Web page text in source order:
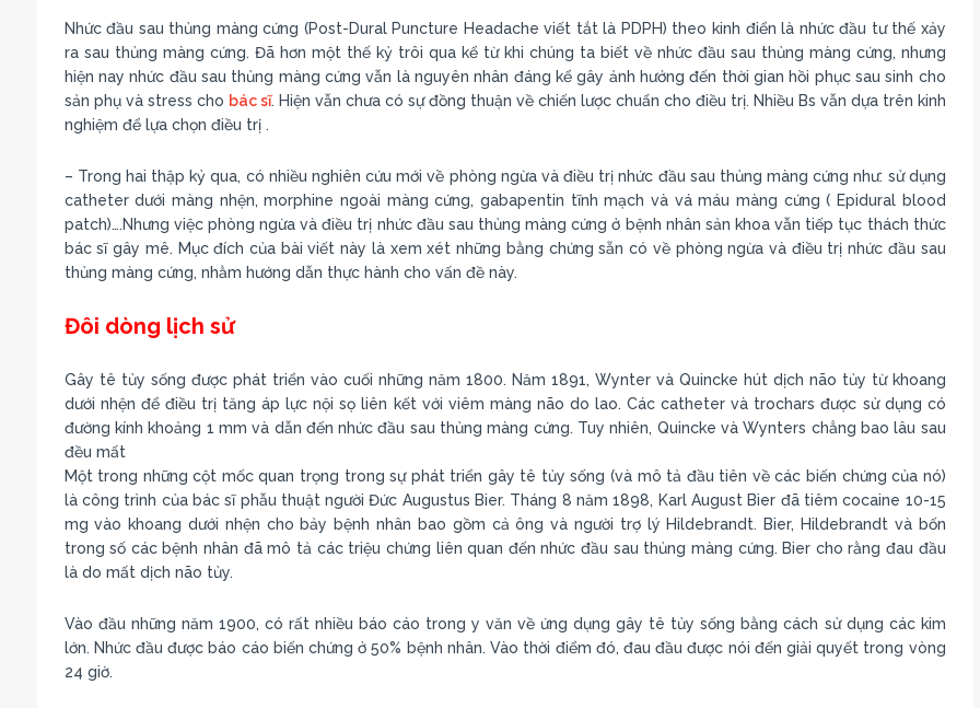
Nhức đầu sau thủng màng cứng (Post-Dural Puncture Headache viết tắt là PDPH) theo kinh điển là nhức đầu tư thế xảy
ra sau thủng màng cứng. Đã hơn một thế kỷ trôi qua kể từ khi chúng ta biết về nhức đầu sau thủng màng cứng, nhưng
hiện nay nhức đầu sau thủng màng cứng vẫn là nguyên nhân đáng kể gây ảnh hưởng đến thời gian hồi phục sau sinh cho
sản phụ và stress cho bác sĩ. Hiện vẫn chưa có sự đồng thuận về chiến lược chuẩn cho điều trị. Nhiều Bs vẫn dựa trên kinh
nghiệm để lựa chọn điều trị .
– Trong hai thập kỷ qua, có nhiều nghiên cứu mới về phòng ngừa và điều trị nhức đầu sau thủng màng cứng như: sử dụng
catheter dưới màng nhện, morphine ngoài màng cứng, gabapentin tĩnh mạch và vá máu màng cứng ( Epidural blood
patch)….Nhưng việc phòng ngừa và điều trị nhức đầu sau thủng màng cứng ở bệnh nhân sản khoa vẫn tiếp tục thách thức
bác sĩ gây mê. Mục đích của bài viết này là xem xét những bằng chứng sẵn có về phòng ngừa và điều trị nhức đầu sau
thủng màng cứng, nhằm hướng dẫn thực hành cho vấn đề này.
Đôi dòng lịch sử
Gây tê tủy sống được phát triển vào cuối những năm 1800. Năm 1891, Wynter và Quincke hút dịch não tủy từ khoang
dưới nhện để điều trị tăng áp lực nội sọ liên kết với viêm màng não do lao. Các catheter và trochars được sử dụng có
đường kính khoảng 1 mm và dẫn đến nhức đầu sau thủng màng cứng. Tuy nhiên, Quincke và Wynters chẳng bao lâu sau
đều mất
Một trong những cột mốc quan trọng trong sự phát triển gây tê tủy sống (và mô tả đầu tiên về các biến chứng của nó)
là công trình của bác sĩ phẫu thuật người Đức Augustus Bier. Tháng 8 năm 1898, Karl August Bier đã tiêm cocaine 10-15
mg vào khoang dưới nhện cho bảy bệnh nhân bao gồm cả ông và người trợ lý Hildebrandt. Bier, Hildebrandt và bốn
trong số các bệnh nhân đã mô tả các triệu chứng liên quan đến nhức đầu sau thủng màng cứng. Bier cho rằng đau đầu
là do mất dịch não tủy.
Vào đầu những năm 1900, có rất nhiều báo cáo trong y văn về ứng dụng gây tê tủy sống bằng cách sử dụng các kim
lớn. Nhức đầu được báo cáo biến chứng ở 50% bệnh nhân. Vào thời điểm đó, đau đầu được nói đến giải quyết trong vòng
24 giờ.